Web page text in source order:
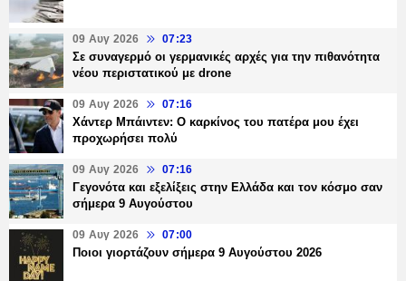
09 Αυγ 2026 07:23
Σε συναγερμό οι γερμανικές αρχές για την πιθανότητα
νέου περιστατικού με drone
09 Αυγ 2026 07:16
Χάντερ Μπάιντεν: O καρκίνος του πατέρα μου έχει
προχωρήσει πολύ
09 Αυγ 2026 07:16
Γεγονότα και εξελίξεις στην Ελλάδα και τον κόσμο σαν
σήμερα 9 Αυγούστου
09 Αυγ 2026 07:00
Ποιοι γιορτάζουν σήμερα 9 Αυγούστου 2026